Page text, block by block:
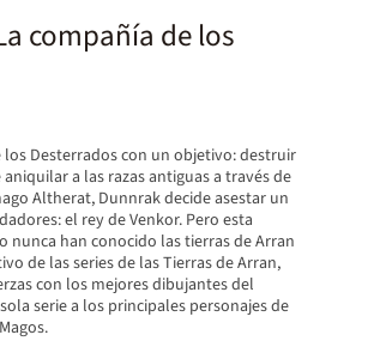
compañía de los
Desterrados con un objetivo: destruir
a las razas antiguas a través de
Altherat, Dunnrak decide asestar un
el rey de Venkor. Pero esta
han conocido las tierras de Arran
de las series de las Tierras de Arran,
con los mejores dibujantes del
serie a los principales personajes de